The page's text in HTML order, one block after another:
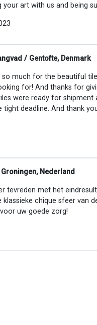
your art with us and being
/ Gentofte, Denmark
so much for the beautiful
for! And thanks for
were ready for shipment
tight deadline. And thank
Nederland
tevreden met het
klassieke chique sfeer van
uw goede zorg!